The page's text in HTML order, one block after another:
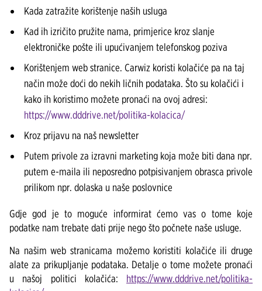
Kada zatražite korištenje naših usluga
Kad ih izričito pružite nama, primjerice kroz slanje
elektroničke pošte ili upućivanjem telefonskog poziva
Korištenjem web stranice. Carwiz koristi kolačiće pa na taj
način može doći do nekih ličnih podataka. Što su kolačići i
kako ih koristimo možete pronaći na ovoj adresi:
https://www.dddrive.net/politika-kolacica/
Kroz prijavu na naš newsletter
Putem privole za izravni marketing koja može biti dana npr.
putem e-maila ili neposredno potpisivanjem obrasca privole
prilikom npr. dolaska u naše poslovnice
Gdje god je to moguće informirat ćemo vas o tome koje
podatke nam trebate dati prije nego što počnete naše usluge.
Na našim web stranicama možemo koristiti kolačiće ili druge
alate za prikupljanje podataka. Detalje o tome možete pronaći
u našoj politici kolačića: https://www.dddrive.net/politika-